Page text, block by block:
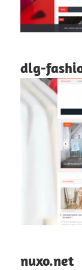
dlg-
nuxo.net